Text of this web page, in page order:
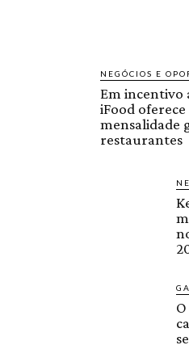
NEGÓCIOS E
Em incentivo
iFood oferece
mensalidade
restaurantes